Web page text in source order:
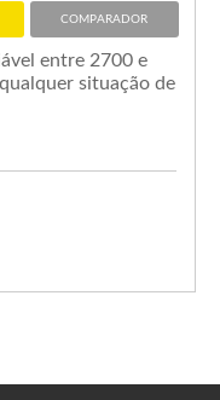
COMPARADOR
entre 2700 e
situação de